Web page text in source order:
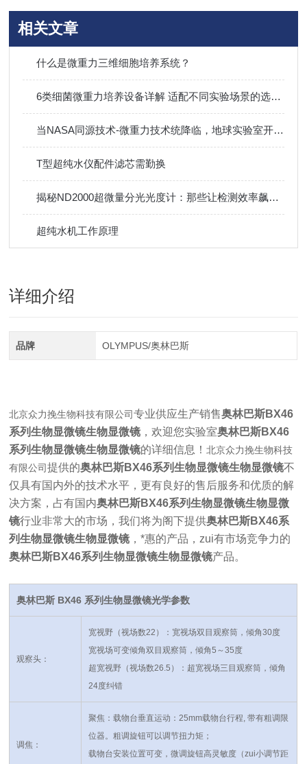
相关文章
什么是微重力三维细胞培养系统？
6类细菌微重力培养设备详解 适配不同实验场景的选型参考
当NASA同源技术-微重力技术统降临，地球实验室开启太空级科研精度新时代
T型超纯水仪配件滤芯需勤换
揭秘ND2000超微量分光光度计：那些让检测效率飙升的关键功能
超纯水机工作原理
详细介绍
品牌 OLYMPUS/奥林巴斯
北京众力挽生物科技有限公司专业供应生产销售奥林巴斯BX46
系列生物显微镜生物显微镜 ，欢迎您实验室奥林巴斯BX46
系列生物显微镜生物显微镜的详细信息！北京众力挽生物科技
有限公司提供的奥林巴斯BX46系列生物显微镜生物显微镜不
仅具有国内外的技术水平，更有良好的售后服务和优质的解
决方案，占有国内奥林巴斯BX46系列生物显微镜生物显微
镜行业非常大的市场，我们将为阁下提供奥林巴斯BX46系
列生物显微镜生物显微镜 ，*惠的产品，zui有市场竞争力的
奥林巴斯BX46系列生物显微镜生物显微镜产品。
奥林巴斯 BX46 系列生物显微镜光学参数
观察头：
宽视野（视场数22）：宽视场双目观察筒，倾角30度
宽视场可变倾角双目观察筒，倾角5～35度
超宽视野（视场数26.5）：超宽视场三目观察筒，倾角
24度纠错
调焦：
聚焦：载物台垂直运动：25mm载物台行程, 带有粗调限
位器。粗调旋钮可以调节扭力矩；
载物台安装位置可变，微调旋钮高灵敏度（zui小调节距